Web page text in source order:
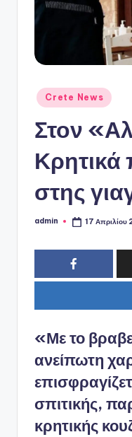
P
Αναρτήθηκε
σε
Crete News
Στον
στης
Συγγραφέας:
admin 17 Απριλίου
«Με το
ανείπωτη
σπιτικής,
κρητικής